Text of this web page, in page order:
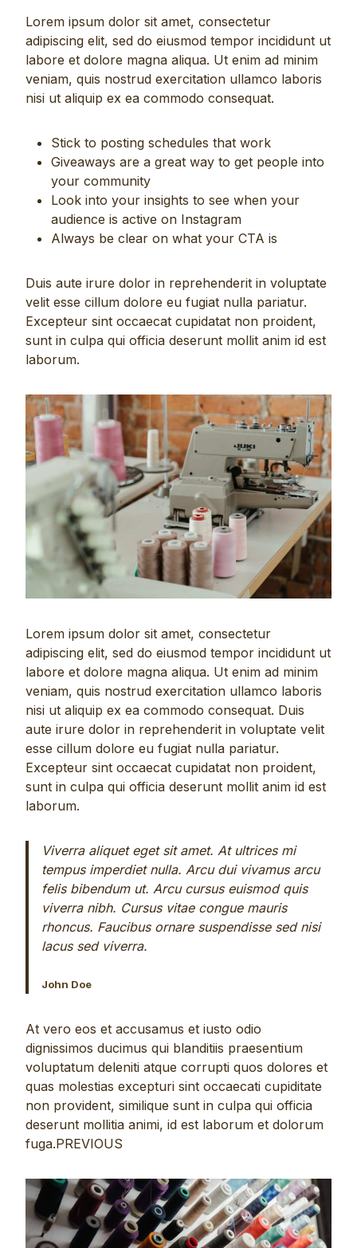
Lorem ipsum dolor sit amet, consectetur
adipiscing elit, sed do eiusmod tempor incididunt ut
labore et dolore magna aliqua. Ut enim ad minim
veniam, quis nostrud exercitation ullamco laboris
nisi ut aliquip ex ea commodo consequat.
Stick to posting schedules that work
Giveaways are a great way to get people into
your community
Look into your insights to see when your
audience is active on Instagram
Always be clear on what your CTA is
Duis aute irure dolor in reprehenderit in voluptate
velit esse cillum dolore eu fugiat nulla pariatur.
Excepteur sint occaecat cupidatat non proident,
sunt in culpa qui officia deserunt mollit anim id est
laborum.
Lorem ipsum dolor sit amet, consectetur
adipiscing elit, sed do eiusmod tempor incididunt ut
labore et dolore magna aliqua. Ut enim ad minim
veniam, quis nostrud exercitation ullamco laboris
nisi ut aliquip ex ea commodo consequat. Duis
aute irure dolor in reprehenderit in voluptate velit
esse cillum dolore eu fugiat nulla pariatur.
Excepteur sint occaecat cupidatat non proident,
sunt in culpa qui officia deserunt mollit anim id est
laborum.
Viverra aliquet eget sit amet. At ultrices mi
tempus imperdiet nulla. Arcu dui vivamus arcu
felis bibendum ut. Arcu cursus euismod quis
viverra nibh. Cursus vitae congue mauris
rhoncus. Faucibus ornare suspendisse sed nisi
lacus sed viverra.
John Doe
At vero eos et accusamus et iusto odio
dignissimos ducimus qui blanditiis praesentium
voluptatum deleniti atque corrupti quos dolores et
quas molestias excepturi sint occaecati cupiditate
non provident, similique sunt in culpa qui officia
deserunt mollitia animi, id est laborum et dolorum
fuga.PREVIOUS